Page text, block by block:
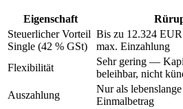
Eigenschaft
Steuerlicher Vorteil
Single (42 % GSt)
Bis zu 12.324 EUR
max. Einzahlung
Flexibilität
Sehr gering —
beleihbar, nicht
Auszahlung
Nur als
Einmalbetrag